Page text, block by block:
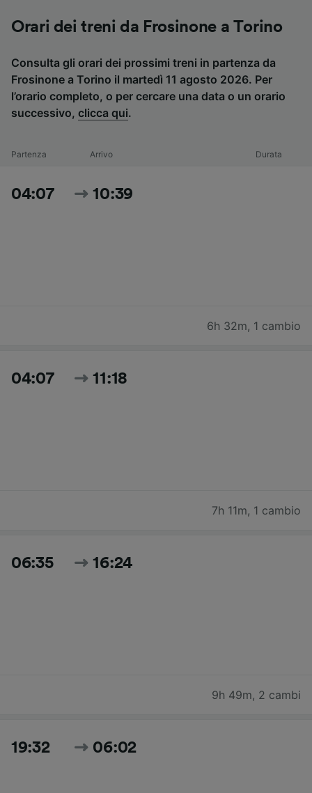
Orari dei treni da Frosinone a Torino
Consulta gli orari dei prossimi treni in partenza da
Frosinone a Torino il martedì 11 agosto 2026. Per
l’orario completo, o per cercare una data o un orario
successivo, clicca qui.
Partenza Arrivo Durata
04:07 10:39
6h 32m, 1 cambio
04:07 11:18
7h 11m, 1 cambio
06:35 16:24
9h 49m, 2 cambi
19:32 06:02